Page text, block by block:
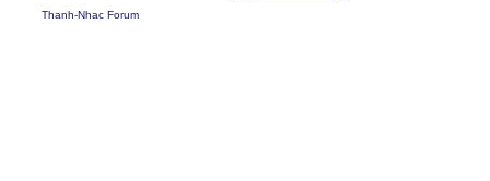
Thanh-Nhac Forum